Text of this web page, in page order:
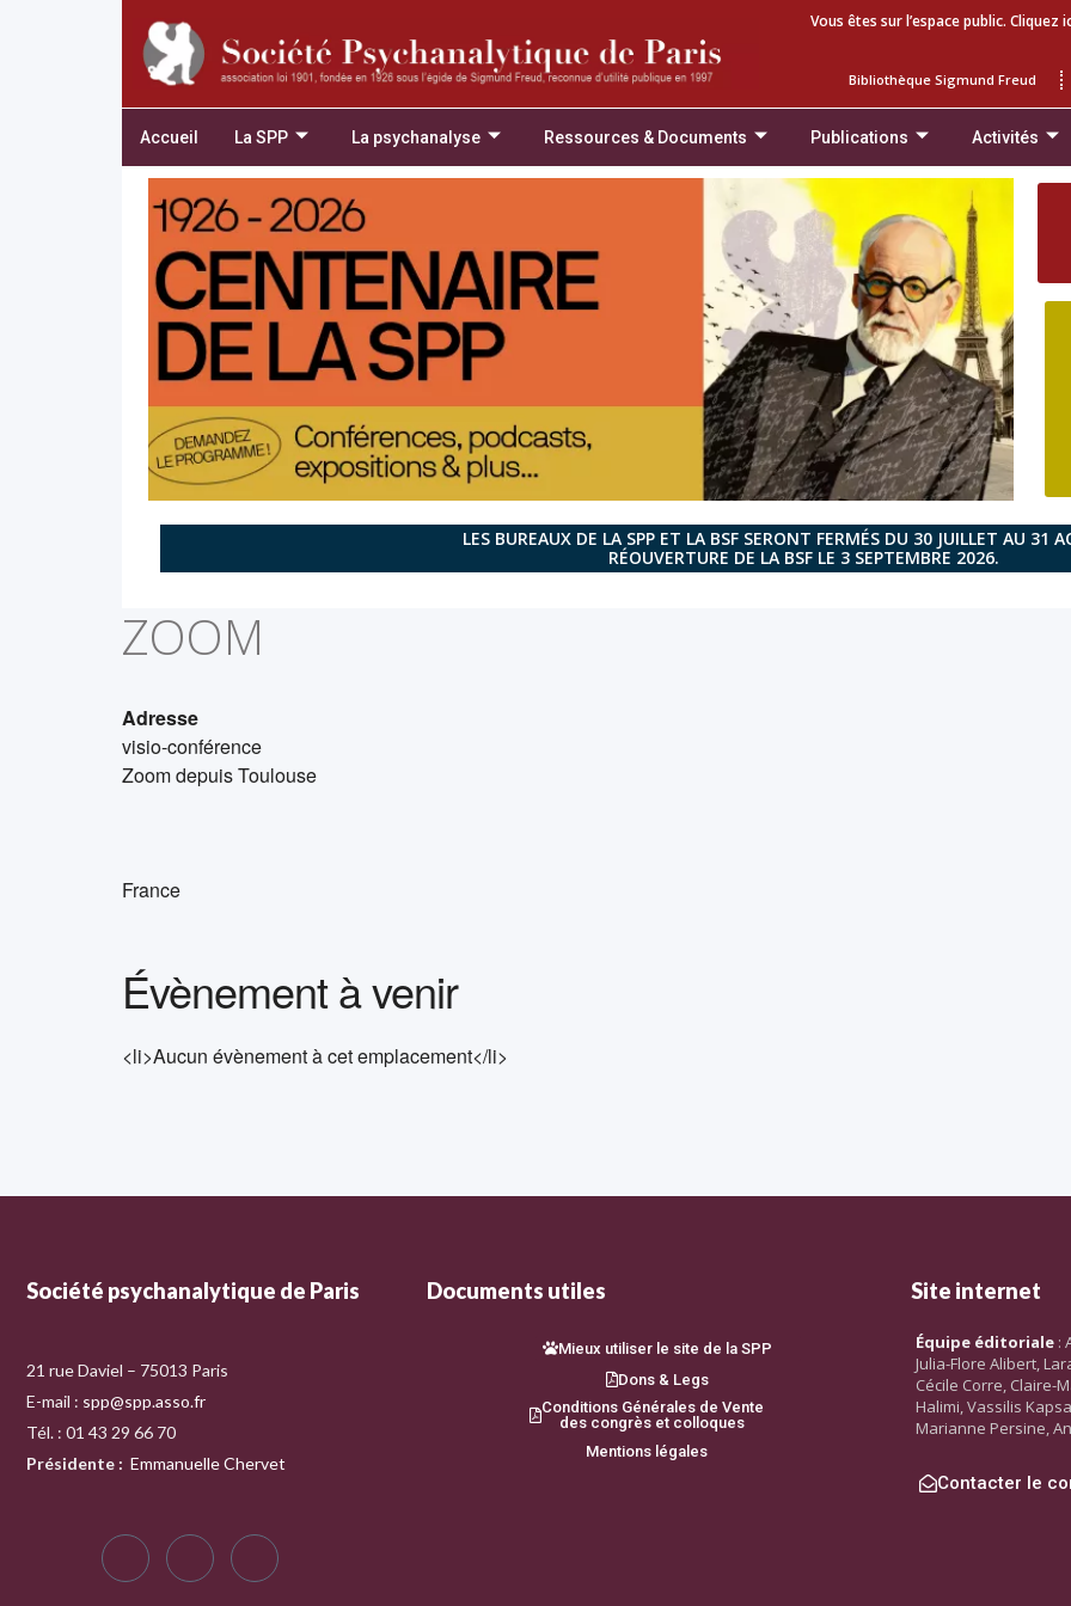
Vous êtes sur l’espace public.
Bibliothèque Sigmund Freud
Accueil La SPP La psychanalyse Ressources & Documents Publications Activités
LES BUREAUX DE LA SPP ET LA BSF SERONT FERMÉS DU 30 JUILLET AU 31
RÉOUVERTURE DE LA BSF LE 3 SEPTEMBRE 2026.
ZOOM
Adresse
visio-conférence
Zoom depuis Toulouse
France
Évènement à venir
<li>Aucun évènement à cet emplacement</li>
Société psychanalytique de Paris
21 rue Daviel – 75013 Paris
E-mail : spp@spp.asso.fr
Tél. : 01 43 29 66 70
Présidente : Emmanuelle Chervet
Documents utiles
Mieux utiliser le site de la SPP
Dons & Legs
Conditions Générales de Vente
des congrès et colloques
Mentions légales
Site internet
Équipe éditoriale :
Julia-Flore Alibert,
Cécile Corre, Claire-
Halimi, Vassilis
Marianne Persine,
Contacter le